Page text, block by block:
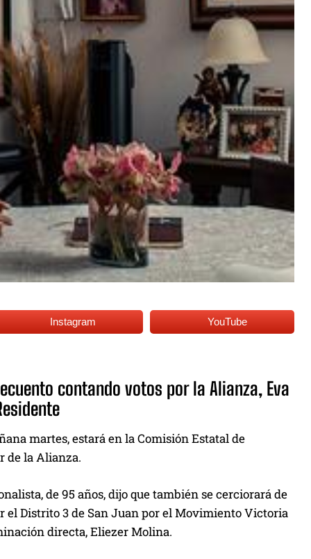
Instagram YouTube
contando votos por la Alianza, Eva
martes, estará en la Comisión Estatal de
de la Alianza.
de 95 años, dijo que también se cerciorará de
el Distrito 3 de San Juan por el Movimiento Victoria
directa, Eliezer Molina.